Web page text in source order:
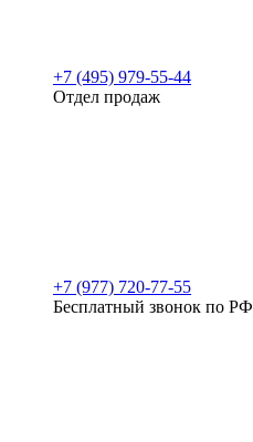
+7 (495) 979-55-44
Отдел продаж
+7 (977) 720-77-55
Бесплатный звонок по РФ